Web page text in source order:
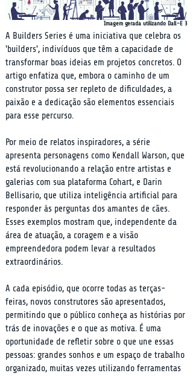
Imagem gerada utilizando Dall-E 3
A Builders Series é uma iniciativa que celebra os
'builders', indivíduos que têm a capacidade de
transformar boas ideias em projetos concretos. O
artigo enfatiza que, embora o caminho de um
construtor possa ser repleto de dificuldades, a
paixão e a dedicação são elementos essenciais
para esse percurso.
Por meio de relatos inspiradores, a série
apresenta personagens como Kendall Warson, que
está revolucionando a relação entre artistas e
galerias com sua plataforma Cohart, e Darin
Bellisario, que utiliza inteligência artificial para
responder às perguntas dos amantes de cães.
Esses exemplos mostram que, independente da
área de atuação, a coragem e a visão
empreendedora podem levar a resultados
extraordinários.
A cada episódio, que ocorre todas as terças-
feiras, novos construtores são apresentados,
permitindo que o público conheça as histórias por
trás de inovações e o que as motiva. É uma
oportunidade de refletir sobre o que une essas
pessoas: grandes sonhos e um espaço de trabalho
organizado, muitas vezes utilizando ferramentas